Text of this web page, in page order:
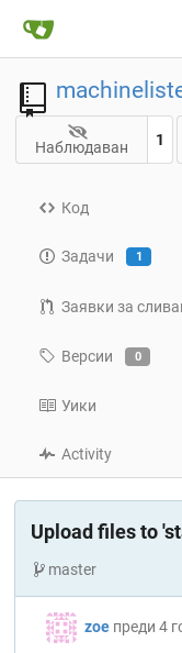
Наблюдаван 1
Код
Задачи 1
Заявки за
Версии 0
Уики
Activity
Upload files to
master
zoe преди 4